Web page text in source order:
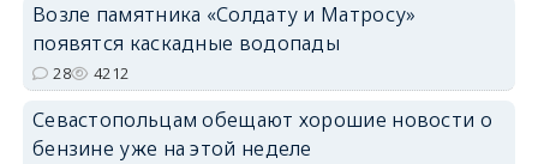
Возле памятника «Солдату и Матросу»
появятся каскадные водопады
28 4212
Севастопольцам обещают хорошие новости о
бензине уже на этой неделе